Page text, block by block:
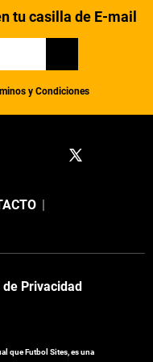
tu casilla de E-mail
y Condiciones
de Privacidad
que Futbol Sites, es una